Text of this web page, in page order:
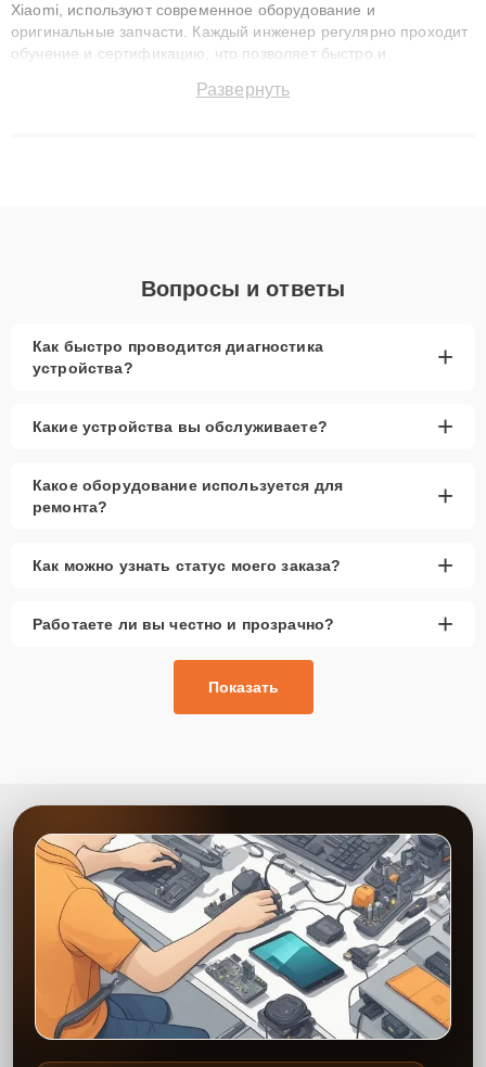
Xiaomi, используют современное оборудование и
оригинальные запчасти. Каждый инженер регулярно проходит
обучение и сертификацию, что позволяет быстро и
сохранением гарантии до 3 лет. Наши мастера решают
Развернуть
Вопросы и ответы
Как быстро проводится диагностика
устройства?
+
Какие устройства вы обслуживаете? +
Какое оборудование используется для
ремонта?
+
Как можно узнать статус моего заказа? +
Работаете ли вы честно и прозрачно? +
Показать